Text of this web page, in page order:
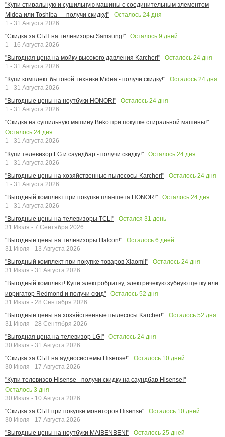
"Купи стиральную и сушильную машины с соединительным элементом
Midea или Toshiba — получи скидку!"
Осталось 24 дня
1 - 31 Августа 2026
"Скидка за СБП на телевизоры Samsung!"
Осталось 9 дней
1 - 16 Августа 2026
"Выгодная цена на мойку высокого давления Karcher!"
Осталось 24 дня
1 - 31 Августа 2026
"Купи комплект бытовой техники Midea - получи скидку!"
Осталось 24 дня
1 - 31 Августа 2026
"Выгодные цены на ноутбуки HONOR!"
Осталось 24 дня
1 - 31 Августа 2026
"Скидка на сушильную машину Beko при покупке стиральной машины!"
Осталось 24 дня
1 - 31 Августа 2026
"Купи телевизор LG и саундбар - получи скидку!"
Осталось 24 дня
1 - 31 Августа 2026
"Выгодные цены на хозяйственные пылесосы Karcher!"
Осталось 24 дня
1 - 31 Августа 2026
"Выгодный комплект при покупке планшета HONOR!"
Осталось 24 дня
1 - 31 Августа 2026
"Выгодные цены на телевизоры TCL!"
Остался 31 день
31 Июля - 7 Сентября 2026
"Выгодные цены на телевизоры Iffalcon!"
Осталось 6 дней
31 Июля - 13 Августа 2026
"Выгодный комплект при покупке товаров Xiaomi!"
Осталось 24 дня
31 Июля - 31 Августа 2026
"Выгодный комплект! Купи электробритву, электричекую зубную щетку или
ирригатор Redmond и получи скид"
Осталось 52 дня
31 Июля - 28 Сентября 2026
"Выгодные цены на хозяйственные пылесосы Karcher!"
Осталось 52 дня
31 Июля - 28 Сентября 2026
"Выгодная цена на телевизор LG!"
Осталось 24 дня
30 Июля - 31 Августа 2026
"Скидка за СБП на аудиосистемы Hisense!"
Осталось 10 дней
30 Июля - 17 Августа 2026
"Купи телевизор Hisense - получи скидку на саундбар Hisense!"
Осталось 3 дня
30 Июля - 10 Августа 2026
"Скидка за СБП при покупке мониторов Hisense"
Осталось 10 дней
30 Июля - 17 Августа 2026
"Выгодные цены на ноутбуки MAIBENBEN!"
Осталось 25 дней